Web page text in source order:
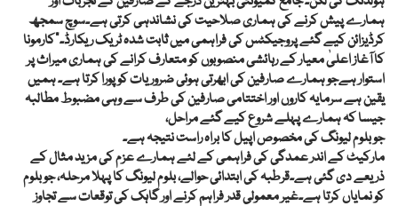
ہمارے پیش کرنے کی ہماری صلاحیت کی نشاندہی کرتی ہے۔سوچ سمجھ
کرڈیزائن کیے گئے پروجیکٹس کی فراہمی میں ثابت شدہ ٹریک ریکارڈ۔”کارمونا
کا آغاز اعلیٰ معیار کے رہائشی منصوبوں کو متعارف کرانے کی ہماری میراث پر
استوار ہےجو ہمارے صارفین کی ابھرتی ہوئی ضروریات کو پورا کرتا ہے۔ ہمیں
یقین ہے سرمایہ کاروں اور اختتامی صارفین کی طرف سے وہی مضبوط مطالبہ
جیسا کہ ہمارے پہلے شروع کیے گئے مراحل،
جو بلوم لیونگ کی مخصوص اپیل کا براہ راست نتیجہ ہے۔
مارکیٹ کے اندر عمدگی کی فراہمی کے لئے ہمارے عزم کی مزید مثال کے
ذریعے دی گئی ہے۔قرطبہ کی ابتدائی حوالے، بلوم لیونگ کا پہلا مرحلہ، جو بلوم
کو نمایاں کرتا ہے۔غیر معمولی قدر فراہم کرنے اور گاہک کی توقعات سے تجاوز